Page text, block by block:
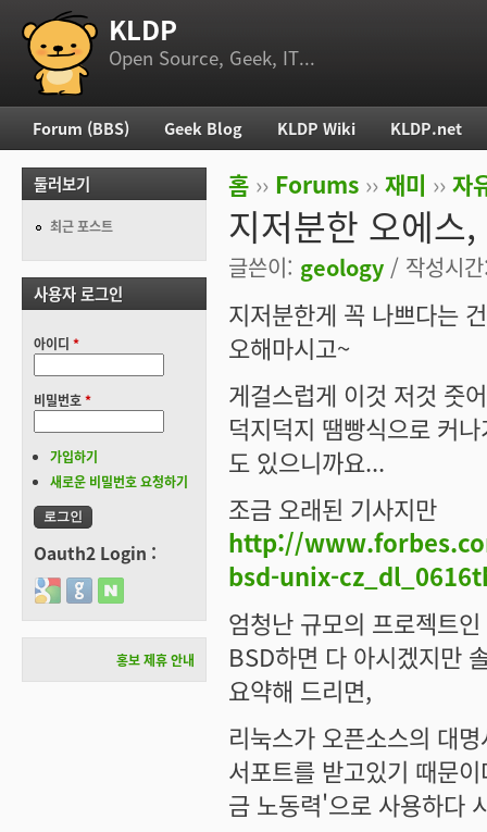
부 메뉴 KLDP
Open Source, Geek, IT...
현재 위치
홈 ›› Forums ›› 재미 ›› 자
지저분한 오에
글쓴이: geology / 작성시
지저분한게 꼭 나쁘다는
오해마시고~
게걸스럽게 이것 저것 줏
덕지덕지 땜빵식으로 커
도 있으니까요...
조금 오래된 기사지만
http://
bsd-unix-
엄청난 규모의 프로젝트
BSD하면 다 아시겠지만
요약해 드리면,
리눅스가 오픈소스의 대
서포트를 받고있기 때문
금 노동력'으로 사용하다
주 메뉴
Forum (BBS) Geek Blog KLDP Wiki KLDP.net
둘러보기
최근 포스트
사용자 로그인
아이디 *
비밀번호*
가입하기
새로운 비밀번호 요청하기
Oauth2 Login :
Login with Google
Login with GitHub
Login with Naver
홍보 제휴 안내